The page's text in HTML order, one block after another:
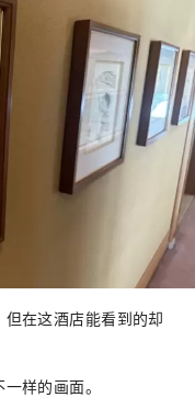
在这酒店能看到的却
样的画面。